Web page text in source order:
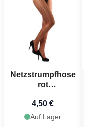
Netzstrumpfhose
rot
4,50 €
Auf Lager